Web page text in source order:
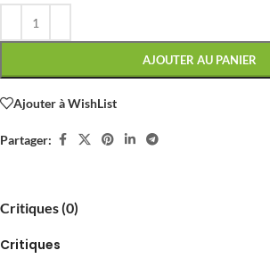
AJOUTER AU PANIER
Ajouter à WishList
Partager:
Critiques (0)
Critiques